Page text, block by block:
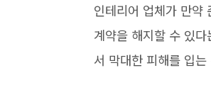
인테리어 업체가 만약
계약을 해지할 수 있
서 막대한 피해를 입